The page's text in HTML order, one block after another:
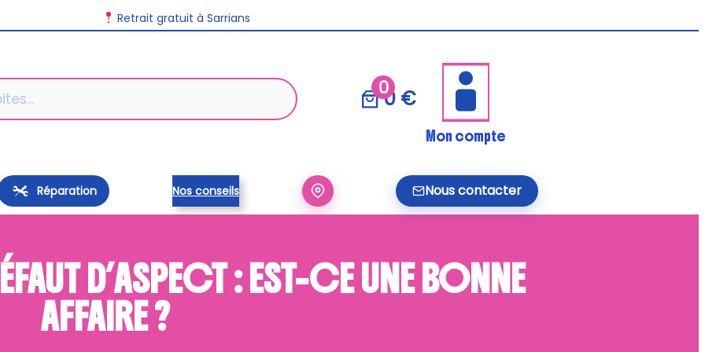
Retrait gratuit à Sarrians
00 €
Mon compte
Réparation Nous contacter
Nos conseils
D’ASPECT : EST-CE UNE BONNE
AFFAIRE ?